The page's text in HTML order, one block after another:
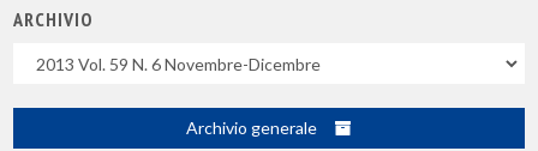
ARCHIVIO
Archivio generale